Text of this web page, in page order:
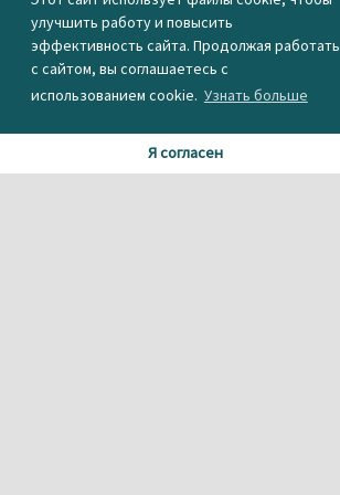
улучшить работу и повысить
эффективность сайта. Продолжая работать
с сайтом, вы соглашаетесь с
использованием cookie. Узнать больше
Я согласен